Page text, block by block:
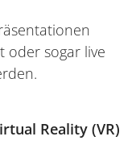
oder sogar live
Reality (VR)